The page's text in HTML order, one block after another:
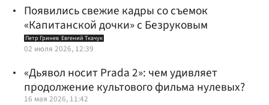
Появились свежие кадры со съемок
«Капитанской дочки» с Безруковым
Петр Гринев Евгений Ткачук
02 июля 2026, 12:39
«Дьявол носит Prada 2»: чем удивляет
продолжение культового фильма нулевых?
16 мая 2026, 11:42